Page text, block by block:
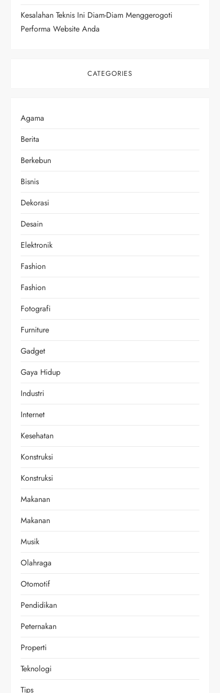
Kesalahan Teknis Ini Diam-Diam Menggerogoti
Performa Website Anda
CATEGORIES
Agama
Berita
Berkebun
Bisnis
Dekorasi
Desain
Elektronik
Fashion
Fashion
Fotografi
Furniture
Gadget
Gaya Hidup
Industri
Internet
Kesehatan
Konstruksi
Konstruksi
Makanan
Makanan
Musik
Olahraga
Otomotif
Pendidikan
Peternakan
Properti
Teknologi
Tips